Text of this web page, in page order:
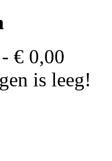
€ 0,00
is leeg!